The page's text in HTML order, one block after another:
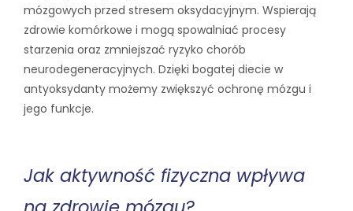
mózgowych przed stresem oksydacyjnym. Wspierają
zdrowie komórkowe i mogą spowalniać procesy
starzenia oraz zmniejszać ryzyko chorób
neurodegeneracyjnych. Dzięki bogatej diecie w
antyoksydanty możemy zwiększyć ochronę mózgu i
jego funkcje.
Jak aktywność fizyczna wpływa